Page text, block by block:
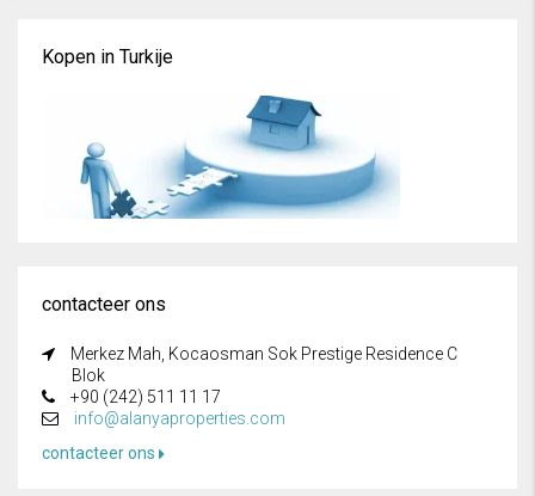
Kopen in Turkije
contacteer ons
Merkez Mah, Kocaosman Sok Prestige Residence C
Blok
+90 (242) 511 11 17
info@alanyaproperties.com
contacteer ons